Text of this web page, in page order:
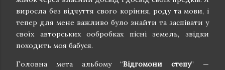
виросла без відчуття свого коріння, роду та мови, і
тепер для мене важливо було знайти та заспівати у
своїх авторських ообробках пісні земель, звідки
походить моя бабуся.
Головна мета альбому “Відгомони степу” —